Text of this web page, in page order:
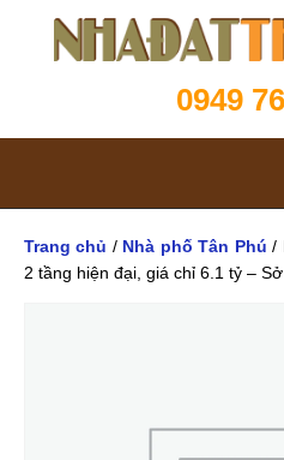
0949
Trang chủ / Nhà phố Tân Phú /
2 tầng hiện đại, giá chỉ 6.1 tỷ –